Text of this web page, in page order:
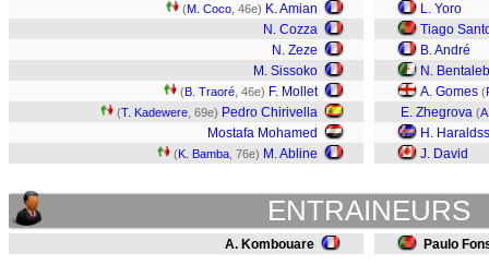
(M. Coco , 46e) K. Amian
N. Cozza
N. Zeze
M. Sissoko
(B. Traoré , 46e) F. Mollet
(T. Kadewere , 69e) Pedro Chirivella
Mostafa Mohamed
(K. Bamba , 76e) M. Abline
L. Yoro
Tiago
B. André
N. Bentaleb
A. Gomes (
E. Zhegrova (
H.
J. David
ENTRAINEURS
A. Kombouare Paulo